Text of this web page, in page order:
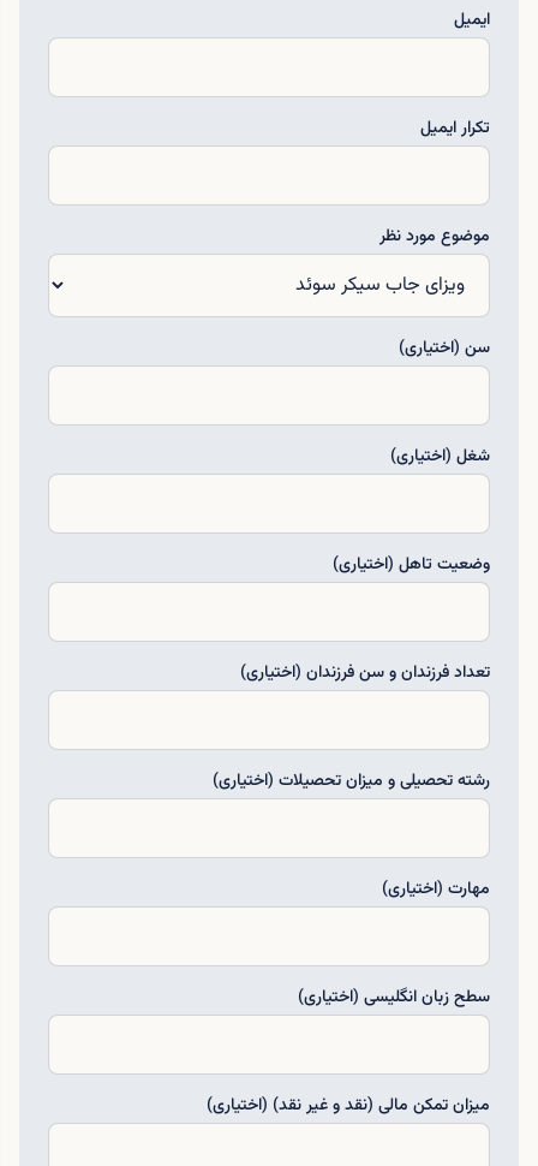
ایمیل
تکرار ایمیل
موضوع مورد نظر
سن (اختیاری)
شغل (اختیاری)
وضعیت تاهل (اختیاری)
تعداد فرزندان و سن فرزندان (اختیاری)
رشته تحصیلی و میزان تحصیلات (اختیاری)
مهارت (اختیاری)
سطح زبان انگلیسی (اختیاری)
میزان تمکن مالی (نقد و غیر نقد) (اختیاری)